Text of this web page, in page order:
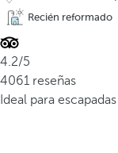
Recién reformado
4.2/5
4061 reseñas
Ideal para